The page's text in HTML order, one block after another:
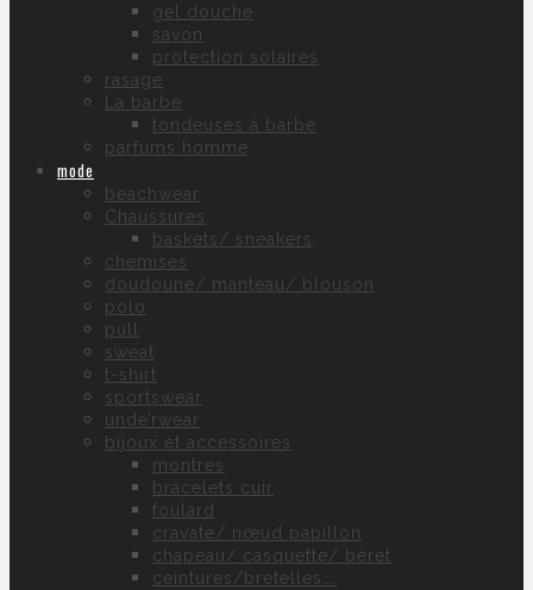
gel douche
savon
protection solaires
rasage
La barbe
tondeuses à barbe
parfums homme
mode
beachwear
Chaussures
baskets/ sneakers
chemises
doudoune/ manteau/ blouson
polo
pull
sweat
t-shirt
sportswear
unde’rwear
bijoux et accessoires
montres
bracelets cuir
foulard
cravate/ nœud papillon
chapeau/ casquette/ béret
ceintures/bretelles….